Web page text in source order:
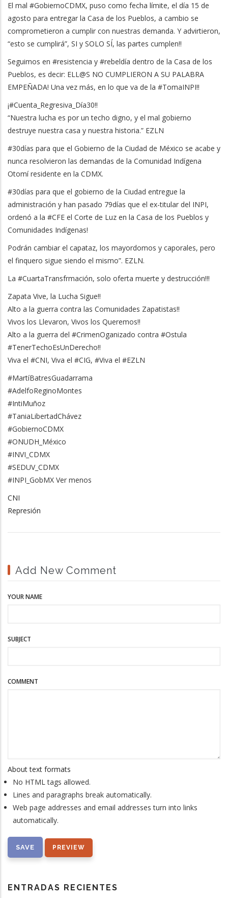
El mal #GobiernoCDMX, puso como fecha límite, el día 15 de
agosto para entregar la Casa de los Pueblos, a cambio se
comprometieron a cumplir con nuestras demanda. Y advirtieron,
“esto se cumplirá”, SI y SOLO SÍ, las partes cumplen!!
Seguimos en #resistencia y #rebeldía dentro de la Casa de los
Pueblos, es decir: ELL@S NO CUMPLIERON A SU PALABRA
EMPEÑADA! Una vez más, en lo que va de la #TomaINPI!!
¡#Cuenta_Regresiva_Día30!!
“Nuestra lucha es por un techo digno, y el mal gobierno
destruye nuestra casa y nuestra historia.” EZLN
#30días para que el Gobierno de la Ciudad de México se acabe y
nunca resolvieron las demandas de la Comunidad Indígena
Otomí residente en la CDMX.
#30días para que el gobierno de la Ciudad entregue la
administración y han pasado 79días que el ex-titular del INPI,
ordenó a la #CFE el Corte de Luz en la Casa de los Pueblos y
Comunidades Indígenas!
Podrán cambiar el capataz, los mayordomos y caporales, pero
el finquero sigue siendo el mismo”. EZLN.
La #CuartaTransfrmación, solo oferta muerte y destrucción!!!
Zapata Vive, la Lucha Sigue!!
Alto a la guerra contra las Comunidades Zapatistas!!
Vivos los Llevaron, Vivos los Queremos!!
Alto a la guerra del #CrimenOganizado contra #Ostula
#TenerTechoEsUnDerecho!!
Viva el #CNI, Viva el #CIG, #Viva el #EZLN
#MartíBatresGuadarrama
#AdelfoReginoMontes
#IntiMuñoz
#TaniaLibertadChávez
#GobiernoCDMX
#ONUDH_México
#INVI_CDMX
#SEDUV_CDMX
#INPI_GobMX Ver menos
CNI
Represión
Add New Comment
YOUR NAME
SUBJECT
COMMENT
About text formats
No HTML tags allowed.
Lines and paragraphs break automatically.
Web page addresses and email addresses turn into links
automatically.
ENTRADAS RECIENTES